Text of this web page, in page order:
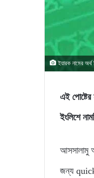
ইয়ারক নামের অর্থ
এই
ইংলিশে
আসসালামু
জন্য